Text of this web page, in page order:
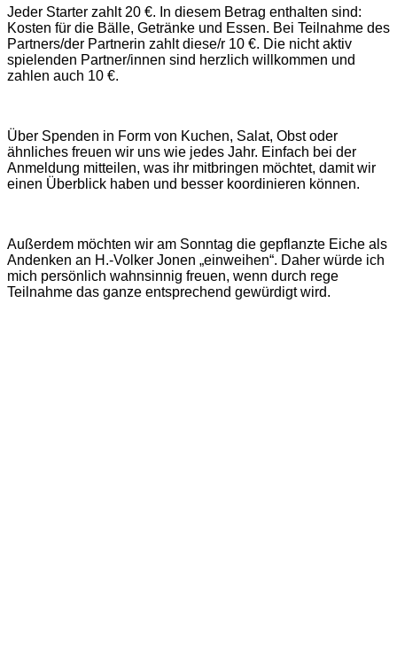
Jeder Starter zahlt 20 €. In diesem Betrag enthalten sind:
Kosten für die Bälle, Getränke und Essen. Bei Teilnahme des
Partners/der Partnerin zahlt diese/r 10 €. Die nicht aktiv
spielenden Partner/innen sind herzlich willkommen und
zahlen auch 10 €.
Über Spenden in Form von Kuchen, Salat, Obst oder
ähnliches freuen wir uns wie jedes Jahr. Einfach bei der
Anmeldung mitteilen, was ihr mitbringen möchtet, damit wir
einen Überblick haben und besser koordinieren können.
Außerdem möchten wir am Sonntag die gepflanzte Eiche als
Andenken an H.-Volker Jonen „einweihen“. Daher würde ich
mich persönlich wahnsinnig freuen, wenn durch rege
Teilnahme das ganze entsprechend gewürdigt wird.